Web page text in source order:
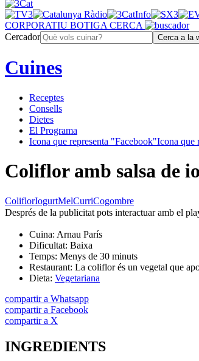
CORPORATIU BOTIGA CERCA
Cercador
Cerca a la
Cuines
Receptes
Consells
Dietes
El Programa
Icona que representa "Facebook"Icona que
Coliflor amb salsa de
ColiflorIogurtMelCurriCogombre
Després de la publicitat pots interactuar amb el
Cuina: Arnau París
Dificultat: Baixa
Temps: Menys de 30 minuts
Restaurant: La coliflor és un vegetal que
Dieta: Vegetariana
compartir a Whatsapp
compartir a Facebook
compartir a X
INGREDIENTS